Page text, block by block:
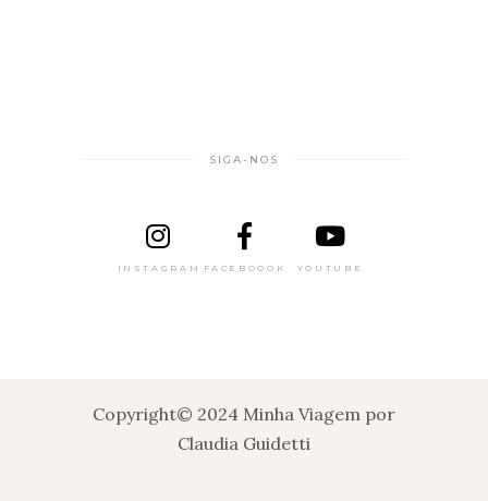
SIGA-NOS
INSTAGRAM FACEBOOOK YOUTUBE
Copyright© 2024 Minha Viagem por
Claudia Guidetti